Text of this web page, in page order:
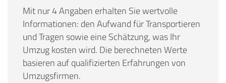
Mit nur 4 Angaben erhalten Sie wertvolle
Informationen: den Aufwand für Transportieren
und Tragen sowie eine Schätzung, was Ihr
Umzug kosten wird. Die berechneten Werte
basieren auf qualifizierten Erfahrungen von
Umzugsfirmen.